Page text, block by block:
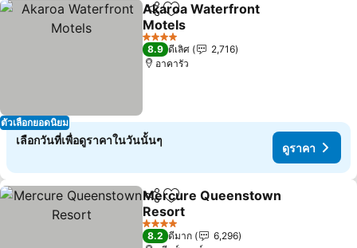
ตัวเลือกยอดนิยม
แชร์ เพิ่มในรายการโปรด
Akaroa Waterfront
Motels
ดูราคา
4 ดาว
8.9 ดีเลิศ
2,716
อาคารัว
เลือกวันที่เพื่อดูราคาในวันนั้นๆ
ดูราคา
แชร์ เพิ่มในรายการโปรด
Mercure Queenstown
Resort
ดูราคา
4 ดาว
8.2 ดีมาก
6,296